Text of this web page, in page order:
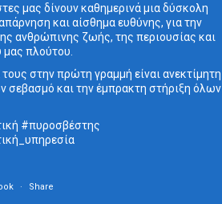
μας δίνουν καθημερινά μια δύσκολη
και αίσθημα ευθύνης, για την
ανθρώπινης ζωής, της περιουσίας και
πλούτου.
στην πρώτη γραμμή είναι ανεκτίμητη
σεβασμό και την έμπρακτη στήριξη όλων
#πυροσβέστης
υπηρεσία
· Share